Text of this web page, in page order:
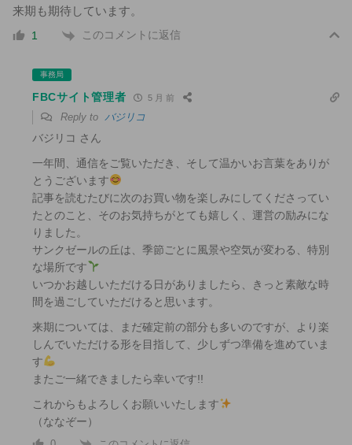
来期も期待しています。
1 このコメントに返信
事務局
FBCサイト管理者 5 月 前
Reply to バジリコ
バジリコ さん
一年間、通信をご覧いただき、そして温かいお言葉をありが
とうございます
記事を読むたびに次のお買い物を楽しみにしてくださってい
たとのこと、そのお気持ちがとても嬉しく、運営の励みにな
りました。
サンクゼールの丘は、季節ごとに風景や空気が変わる、特別
な場所です
いつかお越しいただける日がありましたら、きっと素敵な時
間を過ごしていただけると思います。
来期については、まだ確定前の部分も多いのですが、より楽
しんでいただける形を目指して、少しずつ準備を進めていま
す
またご一緒できましたら幸いです!!
これからもよろしくお願いいたします
（ななぞー）